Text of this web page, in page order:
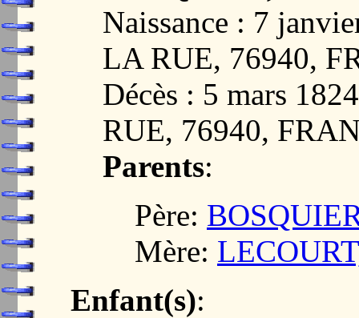
Naissance : 7
LA RUE, 76940,
Décès : 5 mars
RUE, 76940,
Parents:
Père:
Mère:
Enfant(s):